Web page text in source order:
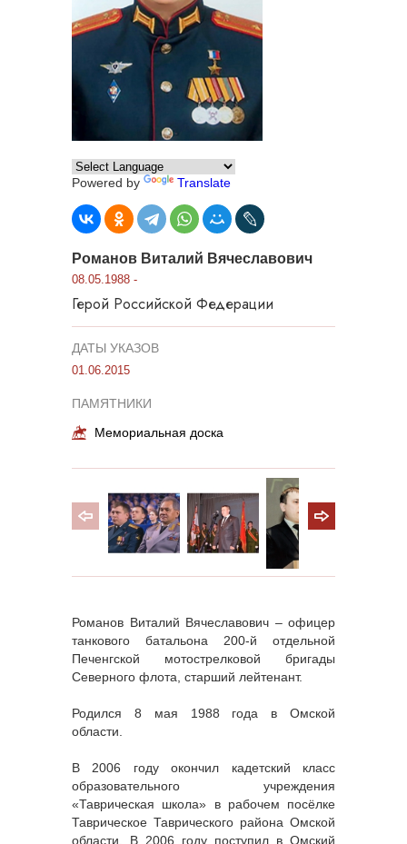
Powered by Translate
Романов Виталий Вячеславович
08.05.1988 -
Герой Российской Федерации
ДАТЫ УКАЗОВ
01.06.2015
ПАМЯТНИКИ
Мемориальная доска
Романов Виталий Вячеславович – офицер
танкового батальона 200-й отдельной
Печенгской мотострелковой бригады
Северного флота, старший лейтенант.
Родился 8 мая 1988 года в Омской
области.
В 2006 году окончил кадетский класс
образовательного учреждения
«Таврическая школа» в рабочем посёлке
Таврическое Таврического района Омской
области. В 2006 году поступил в Омский